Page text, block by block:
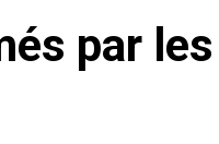
par